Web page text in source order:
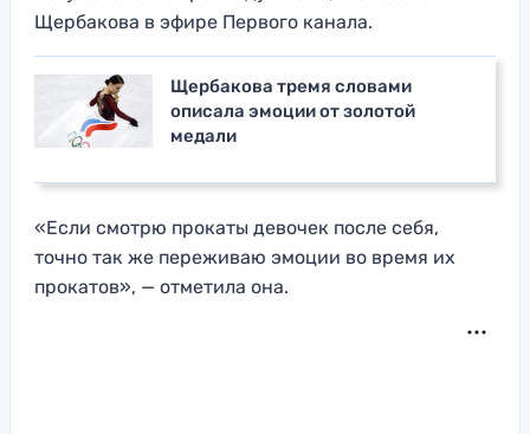
Щербакова в эфире Первого канала.
Щербакова тремя словами
описала эмоции от золотой
медали
«Если смотрю прокаты девочек после себя,
точно так же переживаю эмоции во время их
прокатов», — отметила она.